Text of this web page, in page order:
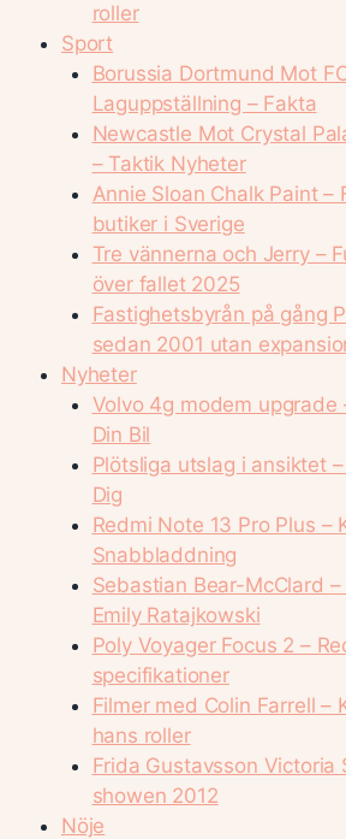
roller
Sport
Borussia Dortmund Mot
Laguppställning – Fakta
Newcastle Mot Crystal
– Taktik Nyheter
Annie Sloan Chalk Paint –
butiker i Sverige
Tre vännerna och Jerry –
över fallet 2025
Fastighetsbyrån på gång
sedan 2001 utan
Nyheter
Volvo 4g modem upgrade
Din Bil
Plötsliga utslag i ansiktet
Dig
Redmi Note 13 Pro Plus –
Snabbladdning
Sebastian Bear-McClard
Emily Ratajkowski
Poly Voyager Focus 2 –
specifikationer
Filmer med Colin Farrell –
hans roller
Frida Gustavsson Victoria
showen 2012
Nöje